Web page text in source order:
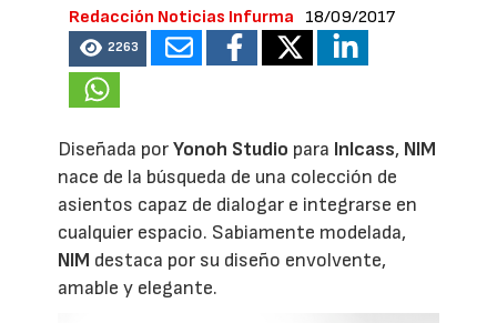
Redacción Noticias Infurma 18/09/2017
2263
Diseñada porYonoh Studio para Inlcass, NIM
nace de la búsqueda de una colección de
asientos capaz de dialogar e integrarse en
cualquier espacio. Sabiamente modelada,
NIM destaca por su diseño envolvente,
amable y elegante.